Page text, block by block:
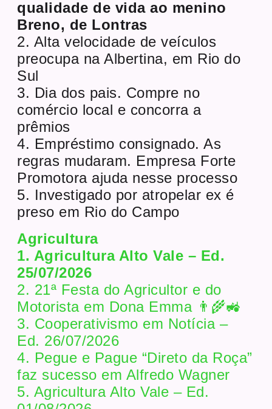
qualidade de vida ao menino
Breno, de Lontras
2. Alta velocidade de veículos
preocupa na Albertina, em Rio do
Sul
3. Dia dos pais. Compre no
comércio local e concorra a
prêmios
4. Empréstimo consignado. As
regras mudaram. Empresa Forte
Promotora ajuda nesse processo
5. Investigado por atropelar ex é
preso em Rio do Campo
Agricultura
1. Agricultura Alto Vale – Ed.
25/07/2026
2. 21ª Festa do Agricultor e do
Motorista em Dona Emma 👨‍🌾🚜
3. Cooperativismo em Notícia –
Ed. 26/07/2026
4. Pegue e Pague “Direto da Roça”
faz sucesso em Alfredo Wagner
5. Agricultura Alto Vale – Ed.